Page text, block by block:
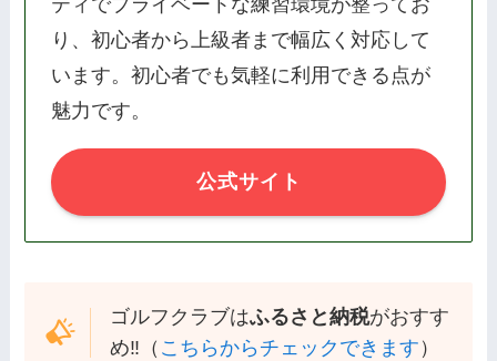
り、初心者から上級者まで幅広く対応して
います。初心者でも気軽に利用できる点が
魅力です。
公式サイト
ゴルフクラブはふるさと納税がおすす
め‼️（ こちらからチェックできます ）